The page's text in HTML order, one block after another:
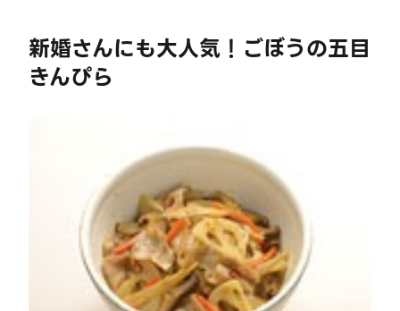
新婚さんにも大人気！ごぼうの五目
きんぴら